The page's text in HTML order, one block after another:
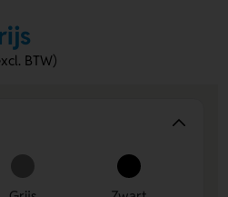
Bestel of vraag een prijs
Goed voor een bewuste
BTW)